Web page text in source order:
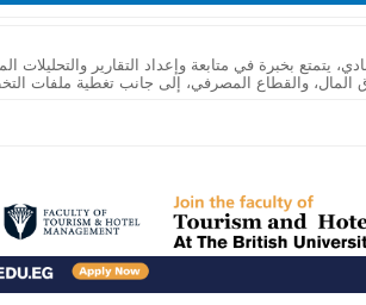
بخبرة في متابعة وإعداد التقارير والتحليلات
المال، والقطاع المصرفي، إلى جانب تغطية ملفات